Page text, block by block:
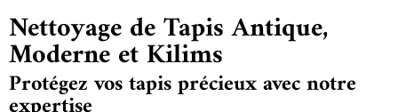
Nettoyage de Tapis Antique,
Moderne et Kilims
Protégez vos tapis précieux avec notre